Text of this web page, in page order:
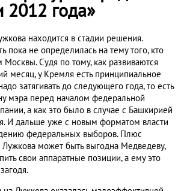
года»
находится в стадии решения.
пока не определилась на тему того, кто
Судя по тому, как развиваются
месяц, у Кремля есть принципиальное
затягивать до следующего года, то есть
мэра перед началом федеральной
а как это было в случае с Башкирией
И дальше уже с новым форматом власти
федеральных выборов. Плюс
Лужкова может быть выгодна Медведеву,
свои аппаратные позиции, а ему это